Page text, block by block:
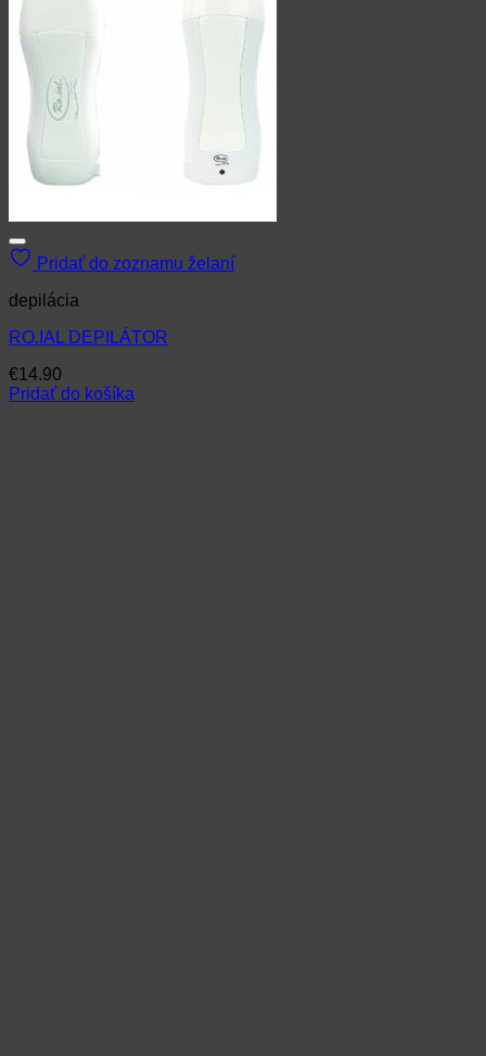
Pridať do zoznamu želaní
depilácia
RO.IAL DEPILÁTOR
€14.90
Pridať do košíka